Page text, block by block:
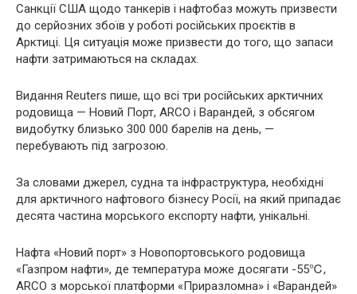
Санкції США щодо танкерів і нафтобаз можуть призвести
до серйозних збоїв у роботі російських проєктів в
Арктиці. Ця ситуація може призвести до того, що запаси
нафти затримаються на складах.
Видання Reuters пише, що всі три російських арктичних
родовища — Новий Порт, ARCO і Варандей, з обсягом
видобутку близько 300 000 барелів на день, —
перебувають під загрозою.
За словами джерел, судна та інфраструктура, необхідні
для арктичного нафтового бізнесу Росії, на який припадає
десята частина морського експорту нафти, унікальні.
Нафта «Новий порт» з Новопортовського родовища
«Газпром нафти», де температура може досягати -55℃,
ARCO з морської платформи «Приразломна» і «Варандей»